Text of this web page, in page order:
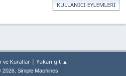
KULLANICI EYLEMLERI
ve Kurallar| Yukarı git ▲
2026, Simple Machines